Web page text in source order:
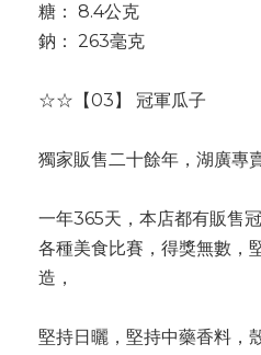
糖： 8.4公克
鈉： 263毫克
☆☆【03】 冠軍瓜子
獨家販售二十餘年，湖廣專
一年365天，本店都有販售
各種美食比賽，得獎無數，
造，
堅持日曬，堅持中藥香料，